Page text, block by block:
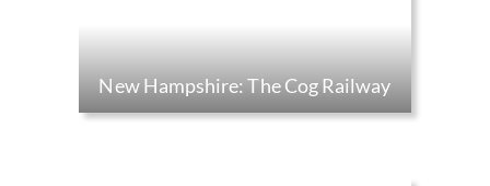
New Hampshire: The Cog Railway